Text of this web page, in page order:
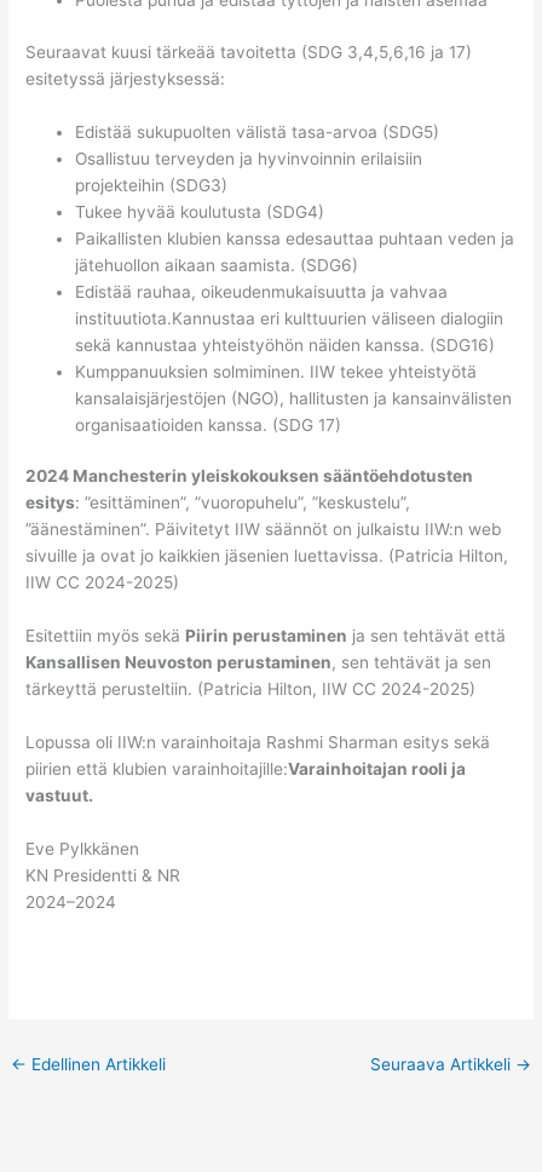
Seuraavat kuusi tärkeää tavoitetta (SDG 3,4,5,6,16 ja 17)
esitetyssä järjestyksessä:
Edistää sukupuolten välistä tasa-arvoa (SDG5)
Osallistuu terveyden ja hyvinvoinnin erilaisiin
projekteihin (SDG3)
Tukee hyvää koulutusta (SDG4)
Paikallisten klubien kanssa edesauttaa puhtaan veden ja
jätehuollon aikaan saamista. (SDG6)
Edistää rauhaa, oikeudenmukaisuutta ja vahvaa
instituutiota.Kannustaa eri kulttuurien väliseen dialogiin
sekä kannustaa yhteistyöhön näiden kanssa. (SDG16)
Kumppanuuksien solmiminen. IIW tekee yhteistyötä
kansalaisjärjestöjen (NGO), hallitusten ja kansainvälisten
organisaatioiden kanssa. (SDG 17)
2024 Manchesterin yleiskokouksen sääntöehdotusten
esitys: ”esittäminen”, ”vuoropuhelu”, ”keskustelu”,
”äänestäminen”. Päivitetyt IIW säännöt on julkaistu IIW:n web
sivuille ja ovat jo kaikkien jäsenien luettavissa. (Patricia Hilton,
IIW CC 2024-2025)
Esitettiin myös sekä Piirin perustaminen ja sen tehtävät että
Kansallisen Neuvoston perustaminen, sen tehtävät ja sen
tärkeyttä perusteltiin. (Patricia Hilton, IIW CC 2024-2025)
Lopussa oli IIW:n varainhoitaja Rashmi Sharman esitys sekä
piirien että klubien varainhoitajille:Varainhoitajan rooli ja
vastuut.
Eve Pylkkänen
KN Presidentti & NR
2024–2024
← Edellinen Artikkeli Seuraava Artikkeli →